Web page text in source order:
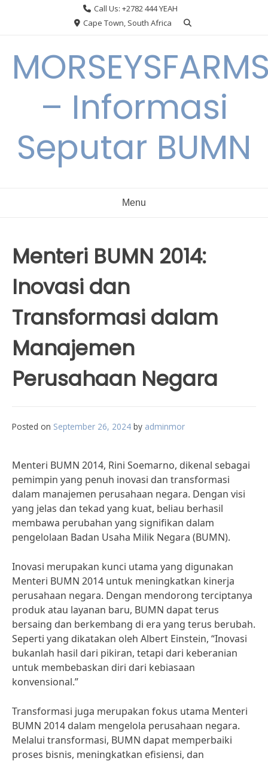
Call Us: +2782 444 YEAH
Cape Town, South Africa
– Informasi
Seputar BUMN
Menu
Menteri BUMN 2014:
Inovasi dan
Transformasi dalam
Manajemen
Perusahaan Negara
Posted on September 26, 2024 by adminmor
Menteri BUMN 2014, Rini Soemarno, dikenal sebagai
pemimpin yang penuh inovasi dan transformasi
dalam manajemen perusahaan negara. Dengan visi
yang jelas dan tekad yang kuat, beliau berhasil
membawa perubahan yang signifikan dalam
pengelolaan Badan Usaha Milik Negara (BUMN).
Inovasi merupakan kunci utama yang digunakan
Menteri BUMN 2014 untuk meningkatkan kinerja
perusahaan negara. Dengan mendorong terciptanya
produk atau layanan baru, BUMN dapat terus
bersaing dan berkembang di era yang terus berubah.
Seperti yang dikatakan oleh Albert Einstein, “Inovasi
bukanlah hasil dari pikiran, tetapi dari keberanian
untuk membebaskan diri dari kebiasaan
konvensional.”
Transformasi juga merupakan fokus utama Menteri
BUMN 2014 dalam mengelola perusahaan negara.
Melalui transformasi, BUMN dapat memperbaiki
proses bisnis, meningkatkan efisiensi, dan